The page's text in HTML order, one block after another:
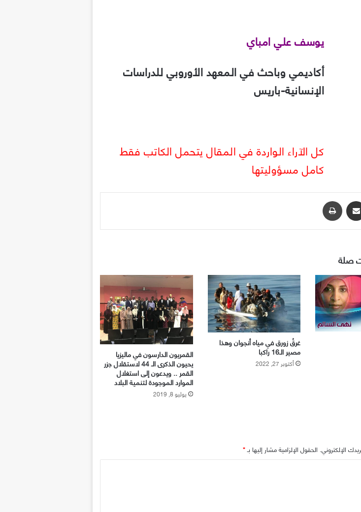
يوسف علي امباي
أكاديمي وباحث في المعهد الأوروبي للدراسات
الإنسانية-باريس
كل الآراء الواردة في المقال يتحمل الكاتب فقط
كامل مسؤوليتها
صلة
غرقُ زورق في مياه أنجوان وهذا
مصير الـ16 راكبا
أكتوبر 27, 2022
القمريون الدارسون في ماليزيا
يحيون الذكرى الـ 44 لاستقلال جزر
القمر .. ويدعون إلى استغلال
الموارد الموجودة لتنمية البلاد
يوليو 8, 2019
الإلكتروني. الحقول الإلزامية مشار إليها بـ*